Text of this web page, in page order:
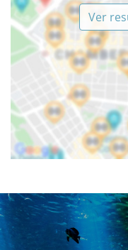
Ver